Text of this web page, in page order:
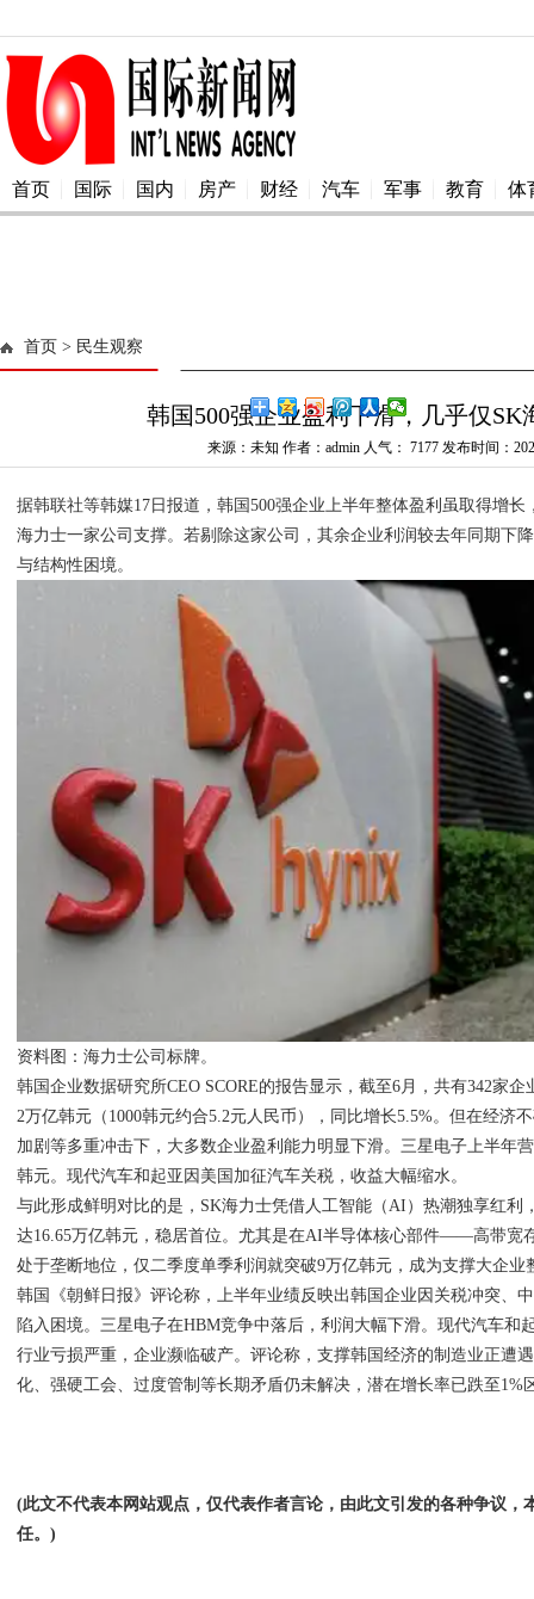
首页 国际 国内 房产 财经 汽车 军事 教育 体
首页 > 民生观察
韩国500强企业盈利下滑，几乎仅SK
来源：未知 作者：admin 人气： 7177 发布时间：
据韩联社等韩媒17日报道，韩国500强企业上半年整体盈利虽取得增
海力士一家公司支撑。若剔除这家公司，其余企业利润较去年同期下
与结构性困境。
资料图：海力士公司标牌。
韩国企业数据研究所CEO SCORE的报告显示，截至6月，共有342家
2万亿韩元（1000韩元约合5.2元人民币），同比增长5.5%。但在经济
加剧等多重冲击下，大多数企业盈利能力明显下滑。三星电子上半年
韩元。现代汽车和起亚因美国加征汽车关税，收益大幅缩水。
与此形成鲜明对比的是，SK海力士凭借人工智能（AI）热潮独享红利
达16.65万亿韩元，稳居首位。尤其是在AI半导体核心部件——高带宽
处于垄断地位，仅二季度单季利润就突破9万亿韩元，成为支撑大企业
韩国《朝鲜日报》评论称，上半年业绩反映出韩国企业因关税冲突、
陷入困境。三星电子在HBM竞争中落后，利润大幅下滑。现代汽车和
行业亏损严重，企业濒临破产。评论称，支撑韩国经济的制造业正遭
化、强硬工会、过度管制等长期矛盾仍未解决，潜在增长率已跌至1%
(此文不代表本网站观点，仅代表作者言论，由此文引发的各种争议，
任。)